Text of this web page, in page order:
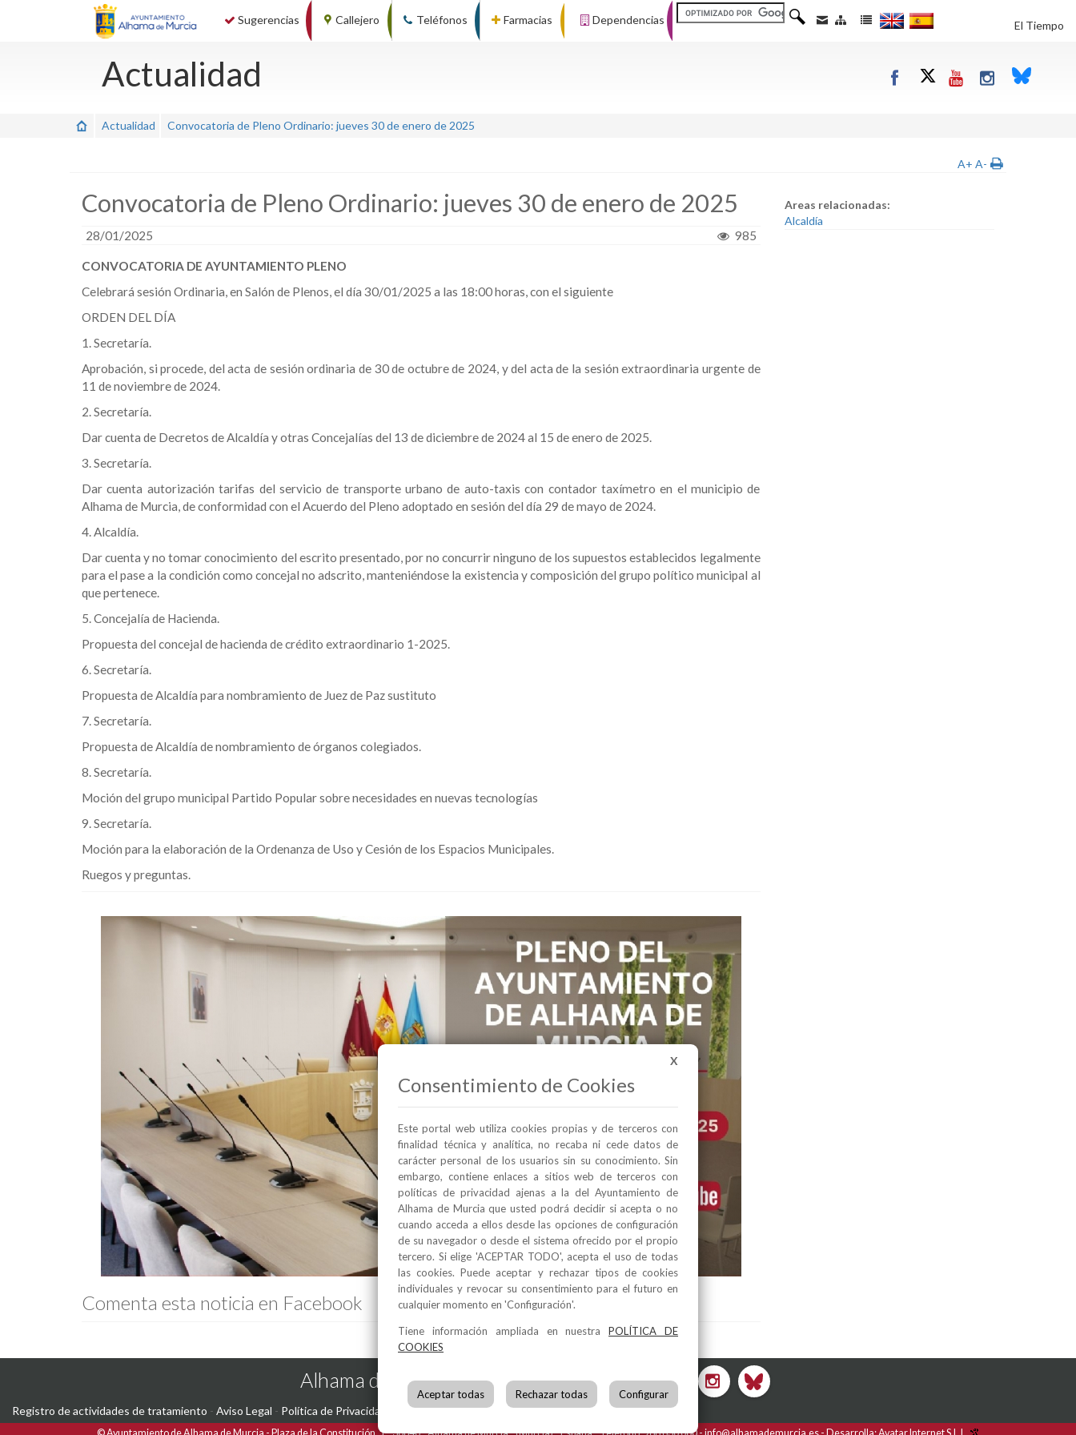
Sugerencias Callejero Teléfonos Farmacias Dependencias El Tiempo
Actualidad
Actualidad Convocatoria de Pleno Ordinario: jueves 30 de enero de 2025
A+ A-
Convocatoria de Pleno Ordinario: jueves 30 de enero de 2025
28/01/2025 985
CONVOCATORIA DE AYUNTAMIENTO PLENO
Celebrará sesión Ordinaria, en Salón de Plenos, el día 30/01/2025 a las 18:00 horas, con el siguiente
ORDEN DEL DÍA
1. Secretaría.
Aprobación, si procede, del acta de sesión ordinaria de 30 de octubre de 2024, y del acta de la sesión extraordinaria urgente de
11 de noviembre de 2024.
2. Secretaría.
Dar cuenta de Decretos de Alcaldía y otras Concejalías del 13 de diciembre de 2024 al 15 de enero de 2025.
3. Secretaría.
Dar cuenta autorización tarifas del servicio de transporte urbano de auto-taxis con contador taxímetro en el municipio de
Alhama de Murcia, de conformidad con el Acuerdo del Pleno adoptado en sesión del día 29 de mayo de 2024.
4. Alcaldía.
Dar cuenta y no tomar conocimiento del escrito presentado, por no concurrir ninguno de los supuestos establecidos legalmente
para el pase a la condición como concejal no adscrito, manteniéndose la existencia y composición del grupo político municipal al
que pertenece.
5. Concejalía de Hacienda.
Propuesta del concejal de hacienda de crédito extraordinario 1-2025.
6. Secretaría.
Propuesta de Alcaldía para nombramiento de Juez de Paz sustituto
7. Secretaría.
Propuesta de Alcaldía de nombramiento de órganos colegiados.
8. Secretaría.
Moción del grupo municipal Partido Popular sobre necesidades en nuevas tecnologías
9. Secretaría.
Moción para la elaboración de la Ordenanza de Uso y Cesión de los Espacios Municipales.
Ruegos y preguntas.
Comenta esta noticia en Facebook
Areas relacionadas:
Alcaldía
Alhama de Murcia en las Redes
Registro de actividades de tratamiento - Aviso Legal - Política de Privacidad Política de Cookies
X
Consentimiento de Cookies
Este portal web utiliza cookies propias y de terceros con
finalidad técnica y analítica, no recaba ni cede datos de
carácter personal de los usuarios sin su conocimiento. Sin
embargo, contiene enlaces a sitios web de terceros con
políticas de privacidad ajenas a la del Ayuntamiento de
Alhama de Murcia que usted podrá decidir si acepta o no
cuando acceda a ellos desde las opciones de configuración
de su navegador o desde el sistema ofrecido por el propio
tercero. Si elige 'ACEPTAR TODO', acepta el uso de todas
las cookies. Puede aceptar y rechazar tipos de cookies
individuales y revocar su consentimiento para el futuro en
cualquier momento en 'Configuración'.
Tiene información ampliada en nuestraPOLÍTICA DE
COOKIES
Aceptar todas Rechazar todas Configurar